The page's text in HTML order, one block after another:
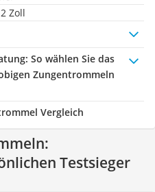
Zoll
: So wählen Sie das
Zungentrommeln
Vergleich
Testsieger